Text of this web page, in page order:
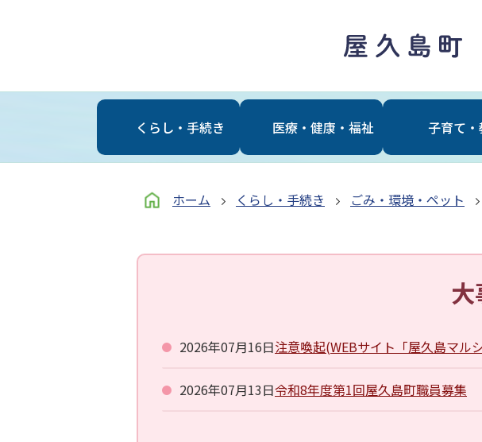
くらし・⼿続き 医療・健康・福祉 ⼦育て・
ホーム くらし・手続き ごみ・環境・ペット
大
2026年07月16日注意喚起(WEBサイト「屋久島マル
2026年07月13日令和8年度第1回屋久島町職員募集